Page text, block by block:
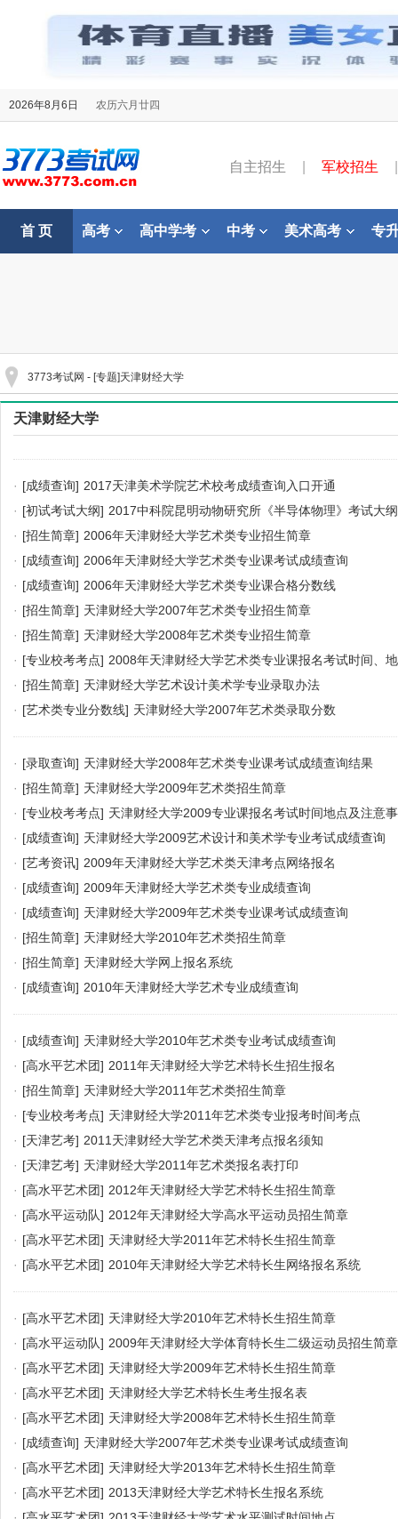
2026年8月6日 农历六月廿四
自主招生 军校招生
首 页 高考 高中学考 中考 美术高考 专
3773考试网 - [专题]天津财经大学
天津财经大学
· [成绩查询] 2017天津美术学院艺术校考成绩查询入口开通
· [初试考试大纲] 2017中科院昆明动物研究所《半导体物理》考试大纲
· [招生简章] 2006年天津财经大学艺术类专业招生简章
· [成绩查询] 2006年天津财经大学艺术类专业课考试成绩查询
· [成绩查询] 2006年天津财经大学艺术类专业课合格分数线
· [招生简章] 天津财经大学2007年艺术类专业招生简章
· [招生简章] 天津财经大学2008年艺术类专业招生简章
· [专业校考考点] 2008年天津财经大学艺术类专业课报名考试时间、
· [招生简章] 天津财经大学艺术设计美术学专业录取办法
· [艺术类专业分数线] 天津财经大学2007年艺术类录取分数
· [录取查询] 天津财经大学2008年艺术类专业课考试成绩查询结果
· [招生简章] 天津财经大学2009年艺术类招生简章
· [专业校考考点] 天津财经大学2009专业课报名考试时间地点及注意
· [成绩查询] 天津财经大学2009艺术设计和美术学专业考试成绩查询
· [艺考资讯] 2009年天津财经大学艺术类天津考点网络报名
· [成绩查询] 2009年天津财经大学艺术类专业成绩查询
· [成绩查询] 天津财经大学2009年艺术类专业课考试成绩查询
· [招生简章] 天津财经大学2010年艺术类招生简章
· [招生简章] 天津财经大学网上报名系统
· [成绩查询] 2010年天津财经大学艺术专业成绩查询
· [成绩查询] 天津财经大学2010年艺术类专业考试成绩查询
· [高水平艺术团] 2011年天津财经大学艺术特长生招生报名
· [招生简章] 天津财经大学2011年艺术类招生简章
· [专业校考考点] 天津财经大学2011年艺术类专业报考时间考点
· [天津艺考] 2011天津财经大学艺术类天津考点报名须知
· [天津艺考] 天津财经大学2011年艺术类报名表打印
· [高水平艺术团] 2012年天津财经大学艺术特长生招生简章
· [高水平运动队] 2012年天津财经大学高水平运动员招生简章
· [高水平艺术团] 天津财经大学2011年艺术特长生招生简章
· [高水平艺术团] 2010年天津财经大学艺术特长生网络报名系统
· [高水平艺术团] 天津财经大学2010年艺术特长生招生简章
· [高水平运动队] 2009年天津财经大学体育特长生二级运动员招生简章
· [高水平艺术团] 天津财经大学2009年艺术特长生招生简章
· [高水平艺术团] 天津财经大学艺术特长生考生报名表
· [高水平艺术团] 天津财经大学2008年艺术特长生招生简章
· [成绩查询] 天津财经大学2007年艺术类专业课考试成绩查询
· [高水平艺术团] 天津财经大学2013年艺术特长生招生简章
· [高水平艺术团] 2013天津财经大学艺术特长生报名系统